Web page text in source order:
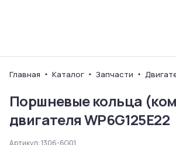
Главная Каталог Запчасти
Поршневые кольца
двигателя WP6G125E22
Артикул:1306-6G01